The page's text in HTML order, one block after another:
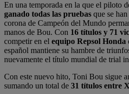
En una temporada en la que el piloto
ganado todas las pruebas que se
corona de Campeón del Mundo
manos de Bou. Con 16 títulos y 71
competir en el equipo Repsol Honda
español mantiene su hambre de
nuevamente el título mundial de trial
Con este nuevo hito, Toni Bou sigue
sumando un total de 31 títulos entre